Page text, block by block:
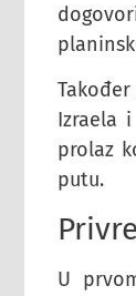
Izraela
prolaz
putu.
U